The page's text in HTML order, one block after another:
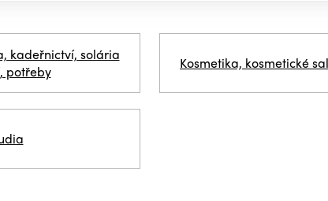
kadeřnictví, solária
potřeby
Kosmetika, kosmetické